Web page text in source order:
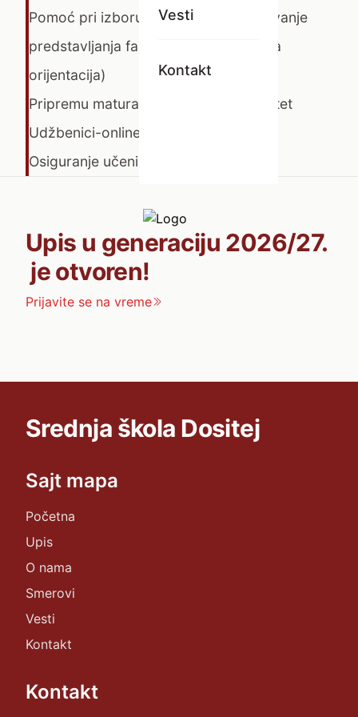
Vesti
Kontakt
Pomoć pri izboru fakulteta (organizovanje
predstavljanja fakulteta, profesionalna
orijentacija)
Pripremu maturanata za upis na fakultet
Udžbenici-online materijal za rad
Osiguranje učenika
Upis u generaciju 2026/27.
je otvoren!
Prijavite se na vreme
Srednja škola Dositej
Sajt mapa
Početna
Upis
O nama
Smerovi
Vesti
Kontakt
Kontakt